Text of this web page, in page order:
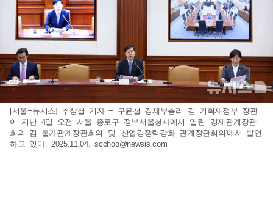
[서울=뉴시스] 추상철 기자 = 구윤철 경제부총리 겸 기획재정부 장관
이 지난 4일 오전 서울 종로구 정부서울청사에서 열린 '경제관계장관
회의 겸 물가관계장관회의' 및 '산업경쟁력강화 관계장관회의'에서 발언
하고 있다. 2025.11.04.scchoo@newsis.com